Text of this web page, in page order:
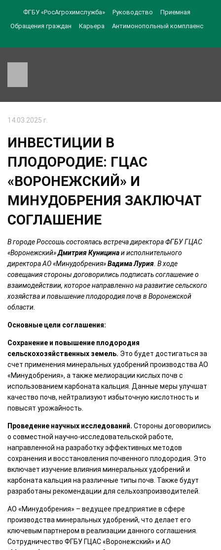
ФГБУ «РосАгрохимслужба» Руководство
Приемная
Обращения граждан
Карьера Антимонопольный комплаенс
14.03.2025 г.
ИНВЕСТИЦИИ В
ПЛОДОРОДИЕ: ГЦАС
«ВОРОНЕЖСКИЙ» И
МИНУДОБРЕНИЯ ЗАКЛЮЧАТ
СОГЛАШЕНИЕ
В городе Россошь состоялась встреча директора ФГБУ ГЦАС
«Воронежский»Дмитрия Куницинаи исполнительного
директора АО «Минудобрения»Вадима Лурия . В ходе
совещания стороны договорились подписать соглашение о
взаимодействии, которое направленно на развитие сельского
хозяйства и повышение плодородия почв в Воронежской
области.
Основные цели соглашения:
Сохранение и повышение плодородия
сельскохозяйственных земель. Это будет достигаться за
счет применения минеральных удобрений производства АО
«Минудобрения», а также мелиорации кислых почв с
использованием карбоната кальция. Данные меры улучшат
качество почв, нейтрализуют избыточную кислотность и
повысят урожайность.
Проведение научных исследований. Стороны договорились
о совместной научно-исследовательской работе,
направленной на разработку эффективных методов
сохранения и восстановления почвенного плодородия. Это
включает изучение влияния минеральных удобрений и
карбоната кальция на различные типы почв. Также будут
разработаны рекомендации для сельхозпроизводителей.
АО «Минудобрения» – ведущее предприятие в сфере
производства минеральных удобрений, что делает его
ключевым партнером в реализации данного соглашения.
Сотрудничество ФГБУ ГЦАС «Воронежский» и АО